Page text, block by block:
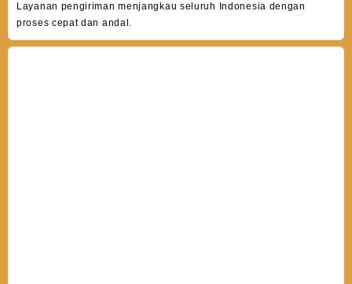
Layanan pengiriman menjangkau seluruh Indonesia dengan
proses cepat dan andal.